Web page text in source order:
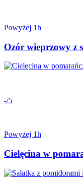
Powyżej 1h
Ozór wieprzowy z
-/5
Powyżej 1h
Cielęcina w